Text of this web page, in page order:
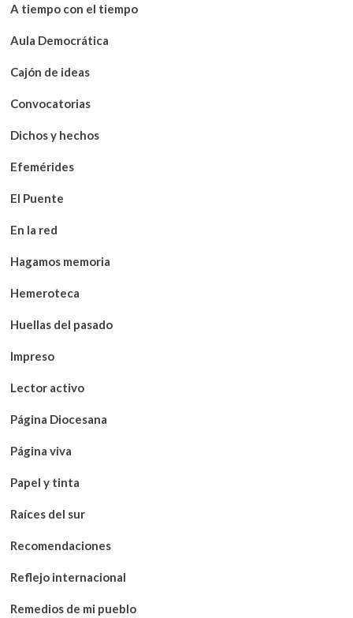
A tiempo con el tiempo
Aula Democrática
Cajón de ideas
Convocatorias
Dichos y hechos
Efemérides
El Puente
En la red
Hagamos memoria
Hemeroteca
Huellas del pasado
Impreso
Lector activo
Página Diocesana
Página viva
Papel y tinta
Raíces del sur
Recomendaciones
Reflejo internacional
Remedios de mi pueblo